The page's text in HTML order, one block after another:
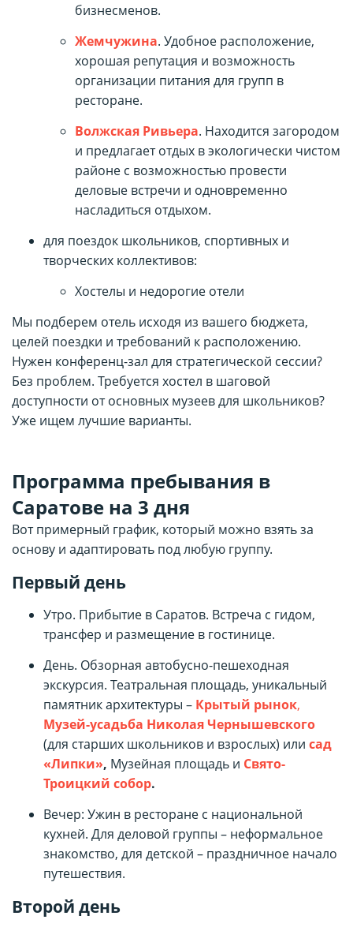
бизнесменов.
Жемчужина. Удобное расположение,
хорошая репутация и возможность
организации питания для групп в
ресторане.
Волжская Ривьера. Находится загородом
и предлагает отдых в экологически чистом
районе с возможностью провести
деловые встречи и одновременно
насладиться отдыхом.
для поездок школьников, спортивных и
творческих коллективов:
Хостелы и недорогие отели
Мы подберем отель исходя из вашего бюджета,
целей поездки и требований к расположению.
Нужен конференц-зал для стратегической сессии?
Без проблем. Требуется хостел в шаговой
доступности от основных музеев для школьников?
Уже ищем лучшие варианты.
Программа пребывания в
Саратове на 3 дня
Вот примерный график, который можно взять за
основу и адаптировать под любую группу.
Первый день
Утро. Прибытие в Саратов. Встреча с гидом,
трансфер и размещение в гостинице.
День. Обзорная автобусно-пешеходная
экскурсия. Театральная площадь, уникальный
памятник архитектуры – Крытый рынок,
Музей-усадьба Николая Чернышевского
(для старших школьников и взрослых) или сад
«Липки», Музейная площадь и Свято-
Троицкий собор.
Вечер: Ужин в ресторане с национальной
кухней. Для деловой группы – неформальное
знакомство, для детской – праздничное начало
путешествия.
Второй день